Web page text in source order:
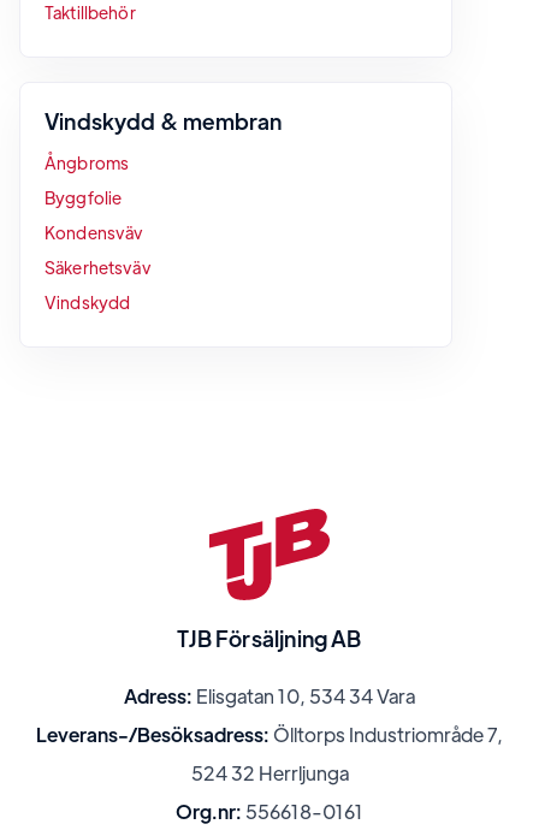
Taktillbehör
Vindskydd & membran
Ångbroms
Byggfolie
Kondensväv
Säkerhetsväv
Vindskydd
TJB Försäljning AB
Adress: Elisgatan 10, 534 34 Vara
Leverans-/Besöksadress: Ölltorps Industriområde 7,
524 32 Herrljunga
Org.nr: 556618-0161